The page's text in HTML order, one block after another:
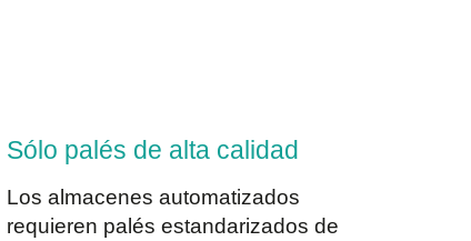
Sólo palés de alta calidad
Los almacenes automatizados
requieren palés estandarizados de